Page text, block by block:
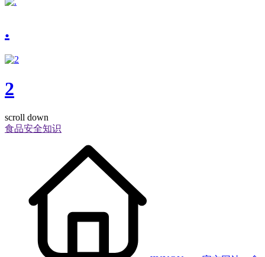
.
2
scroll down
食品安全知识